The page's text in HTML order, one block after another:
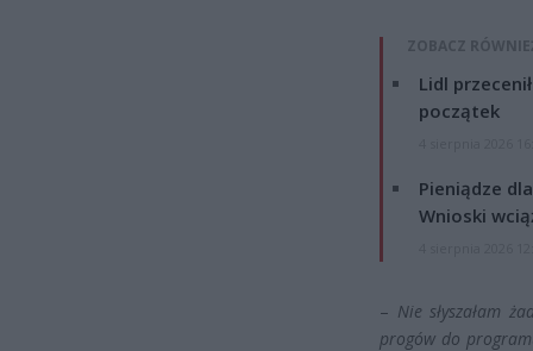
ZOBACZ
Lidl
początek
Pieniądze
Wnioski
– Nie słyszałam
progów do